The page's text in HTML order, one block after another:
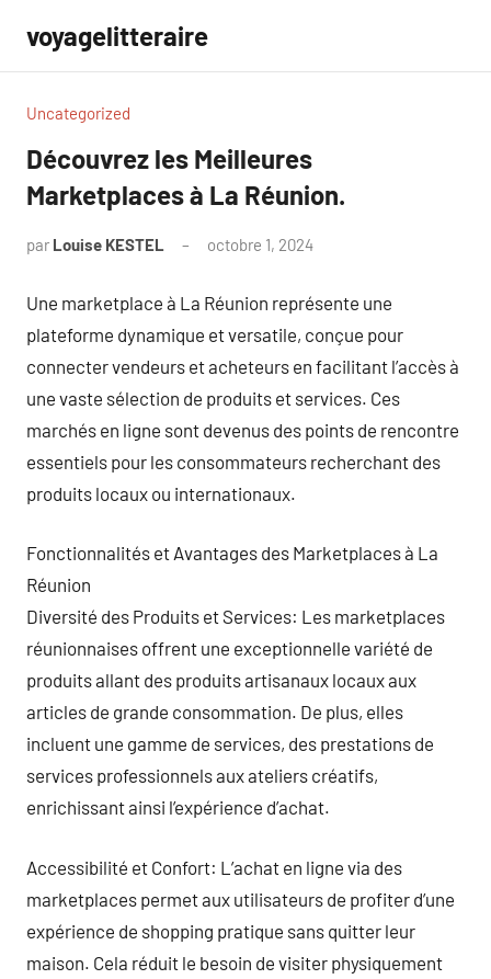
contenu
voyagelitteraire
Uncategorized
Découvrez les Meilleures
Marketplaces à La Réunion.
par Louise KESTEL octobre 1, 2024
Une marketplace à La Réunion représente une
plateforme dynamique et versatile, conçue pour
connecter vendeurs et acheteurs en facilitant l’accès à
une vaste sélection de produits et services. Ces
marchés en ligne sont devenus des points de rencontre
essentiels pour les consommateurs recherchant des
produits locaux ou internationaux.
Fonctionnalités et Avantages des Marketplaces à La
Réunion
Diversité des Produits et Services: Les marketplaces
réunionnaises offrent une exceptionnelle variété de
produits allant des produits artisanaux locaux aux
articles de grande consommation. De plus, elles
incluent une gamme de services, des prestations de
services professionnels aux ateliers créatifs,
enrichissant ainsi l’expérience d’achat.
Accessibilité et Confort: L’achat en ligne via des
marketplaces permet aux utilisateurs de profiter d’une
expérience de shopping pratique sans quitter leur
maison. Cela réduit le besoin de visiter physiquement